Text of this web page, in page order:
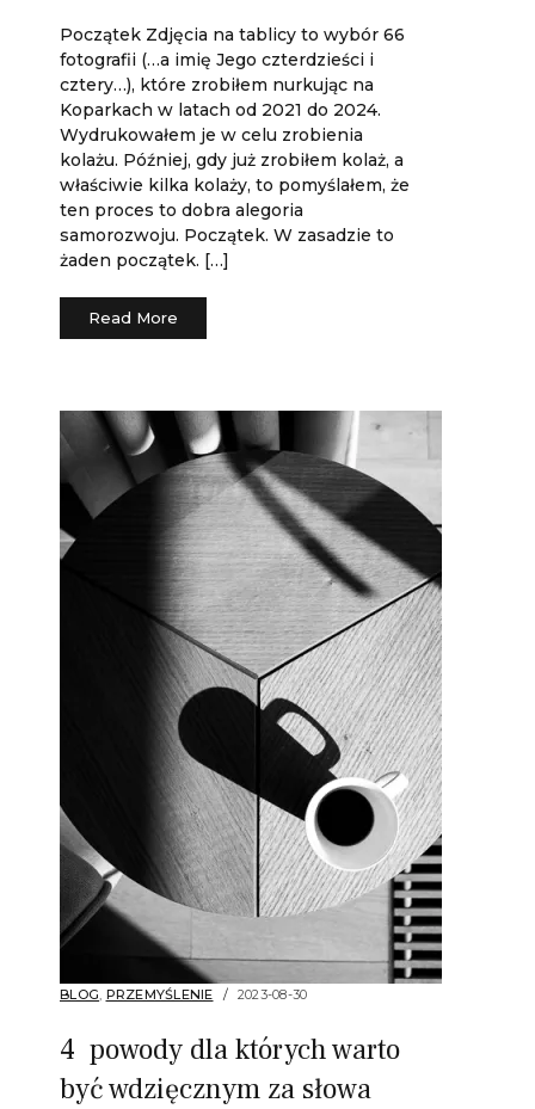
Początek Zdjęcia na tablicy to wybór 66
fotografii (…a imię Jego czterdzieści i
cztery…), które zrobiłem nurkując na
Koparkach w latach od 2021 do 2024.
Wydrukowałem je w celu zrobienia
kolażu. Później, gdy już zrobiłem kolaż, a
właściwie kilka kolaży, to pomyślałem, że
ten proces to dobra alegoria
samorozwoju. Początek. W zasadzie to
żaden początek. […]
Read More
BLOG, PRZEMYŚLENIE 2023-08-30
4 powody dla których warto
być wdzięcznym za słowa